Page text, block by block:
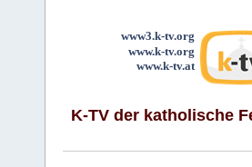
www3.k-tv.org
www.k-tv.org
www.k-tv.at
K-TV der katholische